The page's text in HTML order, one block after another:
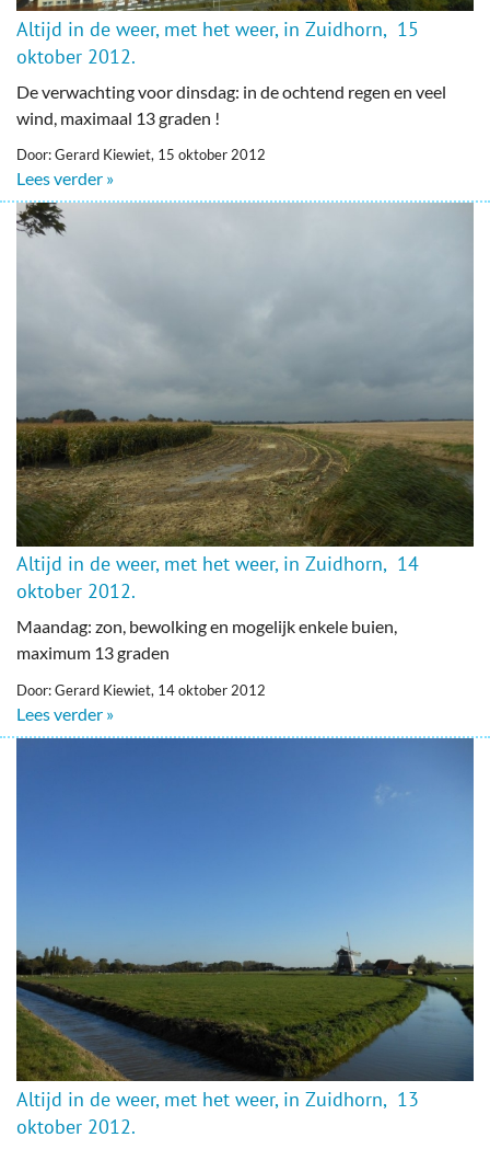
Altijd in de weer, met het weer, in Zuidhorn, 15
oktober 2012.
De verwachting voor dinsdag: in de ochtend regen en veel
wind, maximaal 13 graden !
Door: Gerard Kiewiet, 15 oktober 2012
Lees verder »
Altijd in de weer, met het weer, in Zuidhorn, 14
oktober 2012.
Maandag: zon, bewolking en mogelijk enkele buien,
maximum 13 graden
Door: Gerard Kiewiet, 14 oktober 2012
Lees verder »
Altijd in de weer, met het weer, in Zuidhorn, 13
oktober 2012.